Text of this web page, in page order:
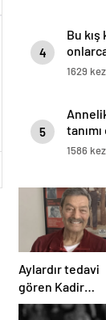
4
Bu
1629
5
1586
Aylardır tedavi
gören Kadir
İnanır’ın son